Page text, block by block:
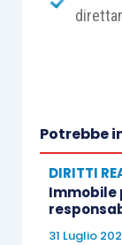
Potrebbe
DIRITTI
Immobile
31 Luglio